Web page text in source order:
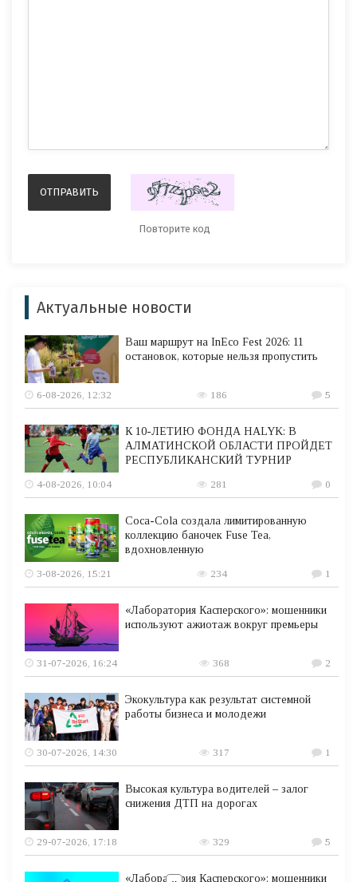
Актуальные новости
Ваш маршрут на InEco Fest 2026: 11
остановок, которые нельзя пропустить
6-08-2026, 12:32 186 5
К 10-ЛЕТИЮ ФОНДА HALYK: В
АЛМАТИНСКОЙ ОБЛАСТИ ПРОЙДЕТ
РЕСПУБЛИКАНСКИЙ ТУРНИР
4-08-2026, 10:04
281 0
Coca-Cola создала лимитированную
коллекцию баночек Fuse Tea,
вдохновленную
3-08-2026, 15:21
234 1
«Лаборатория Касперского»: мошенники
используют ажиотаж вокруг премьеры
31-07-2026, 16:24 368 2
Экокультура как результат системной
работы бизнеса и молодежи
30-07-2026, 14:30 317 1
Высокая культура водителей – залог
снижения ДТП на дорогах
29-07-2026, 17:18 329 5
«Лаборатория Касперского»: мошенники